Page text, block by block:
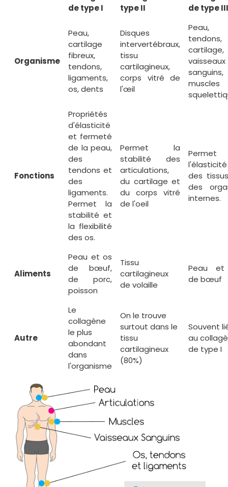
de type I
type II
de type III
Organisme
Peau,
cartilage
fibreux,
tendons,
ligaments,
os, dents
Disques
intervertébraux,
tissu
cartilagineux,
corps vitré de
l'œil
Peau,
tendons,
cartilage,
vaisseaux
sanguins,
muscles
Fonctions
Propriétés
d'élasticité
et fermeté
de la peau,
des
tendons et
des
ligaments.
Permet la
stabilité et
la flexibilité
des os.
Permet la
stabilité des
articulations,
du cartilage et
du corps vitré
de l'oeil
Permet
l'élasticité
des
des
internes.
Aliments
Peau et os
de bœuf,
de porc,
poisson
Tissu
cartilagineux
de volaille
Peau
de bœuf
Autre
Le
collagène
le plus
abondant
dans
l'organisme
On le trouve
surtout dans le
tissu
cartilagineux
(80%)
Souvent
au
de type I